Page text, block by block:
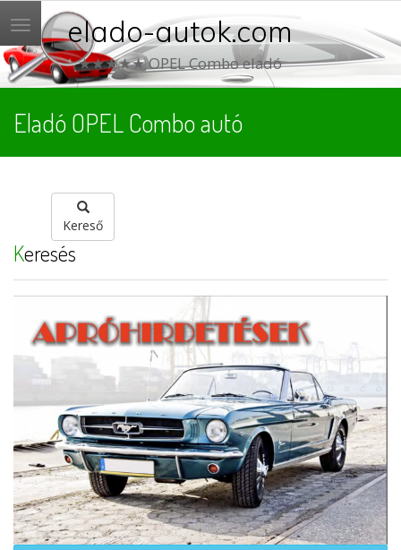
Menü elado-autok.com
★★★★★ OPEL Combo eladó
Eladó OPEL Combo autó
Kereső
Keresés